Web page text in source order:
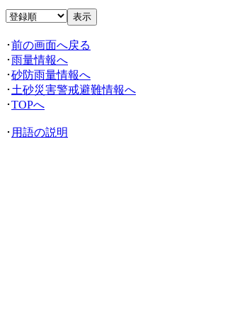
･前の画面へ戻る
･雨量情報へ
･砂防雨量情報へ
･ 土砂災害警戒避難情報へ
･TOPへ
･ 用語の説明